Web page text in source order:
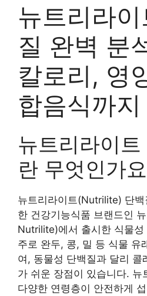
뉴트리라
질 완벽 분
칼로리, 영
합음식까
뉴트리라이트
란 무엇인가
뉴트리라이트(Nutrilite) 단백
한 건강기능식품 브랜드인
Nutrilite)에서 출시한 식물성
주로 완두, 콩, 밀 등 식물 유
여, 동물성 단백질과 달리 콜
가 쉬운 장점이 있습니다. 뉴
다양한 연령층이 안전하게